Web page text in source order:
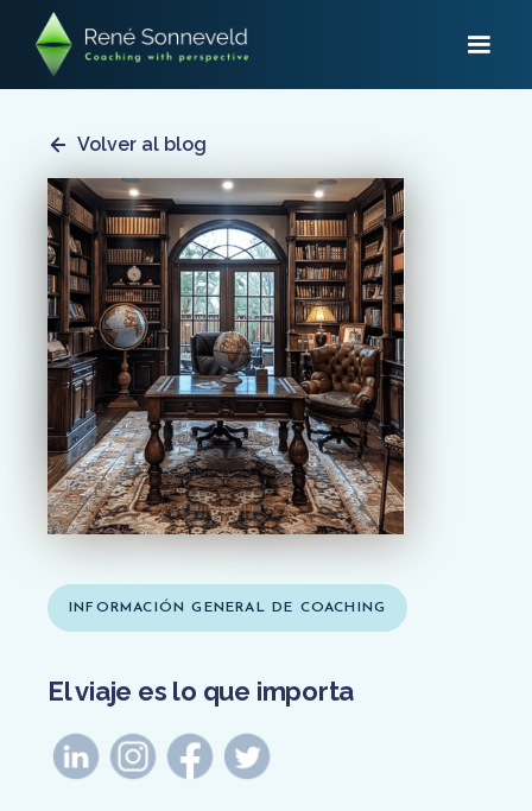
Volver al blog
INFORMACIÓN GENERAL DE COACHING
El viaje es lo que importa